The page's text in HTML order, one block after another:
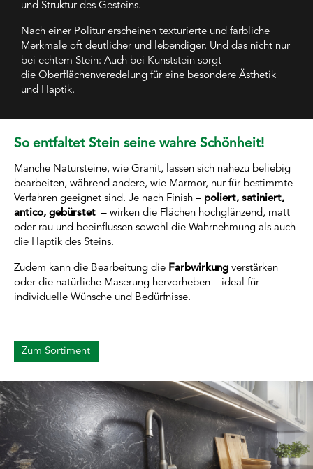
und Struktur des Gesteins.
Nach einer Politur erscheinen texturierte und farbliche
Merkmale oft deutlicher und lebendiger. Und das nicht nur
bei echtem Stein: Auch bei Kunststein sorgt
die Oberflächenveredelung für eine besondere Ästhetik
und Haptik.
So entfaltet Stein seine wahre Schönheit!
Manche Natursteine, wie Granit, lassen sich nahezu beliebig
bearbeiten, während andere, wie Marmor, nur für bestimmte
Verfahren geeignet sind. Je nach Finish – poliert, satiniert,
antico, gebürstet – wirken die Flächen hochglänzend, matt
oder rau und beeinflussen sowohl die Wahrnehmung als auch
die Haptik des Steins.
Zudem kann die Bearbeitung die Farbwirkung verstärken
oder die natürliche Maserung hervorheben – ideal für
individuelle Wünsche und Bedürfnisse.
Zum Sortiment